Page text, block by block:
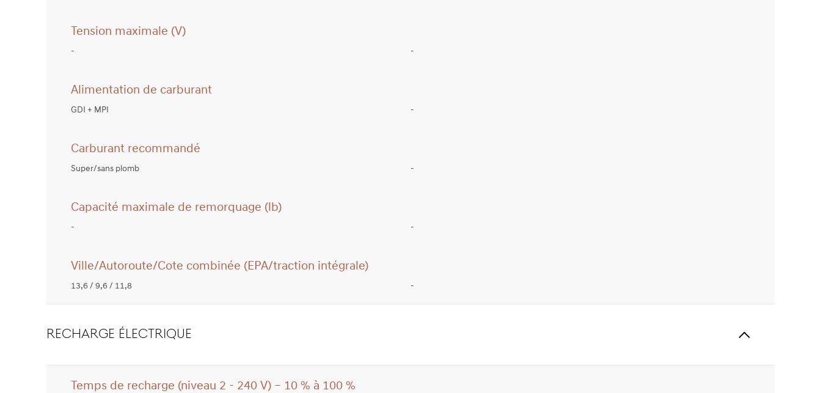
Tension maximale (V)
- -
Alimentation de carburant
GDI + MPI -
Carburant recommandé
Super/sans plomb -
Capacité maximale de remorquage (lb)
- -
Ville/Autoroute/Cote combinée (EPA/traction intégrale)
13,6 / 9,6 / 11,8 -
RECHARGE ÉLECTRIQUE
Temps de recharge (niveau 2 - 240 V) – 10 % à 100 %